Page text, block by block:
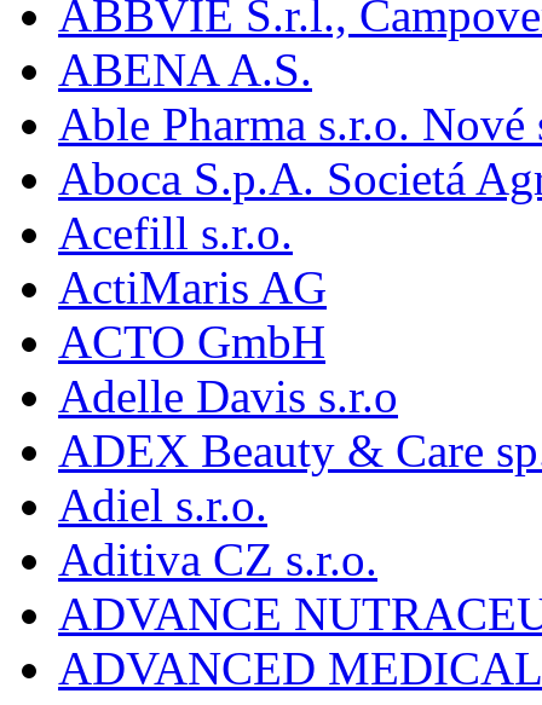
ABBVIE S.r.l.,
ABENA A.S.
Able Pharma s.r.o.
Aboca S.p.A. Societá
Acefill s.r.o.
ActiMaris AG
ACTO GmbH
Adelle Davis s.r.o
ADEX Beauty & Care
Adiel s.r.o.
Aditiva CZ s.r.o.
ADVANCE
ADVANCED